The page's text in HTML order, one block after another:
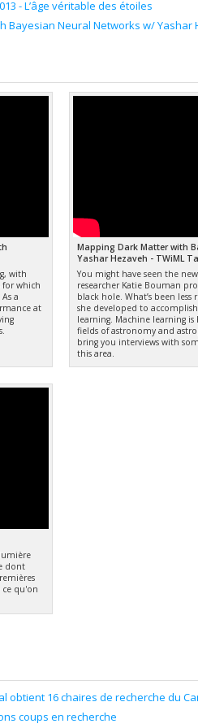
- L’âge véritable des étoiles
Bayesian Neural Networks w/ Yashar
with
which
a
at
Mapping Dark Matter with
Yashar Hezaveh - TWiML
You might have seen the
researcher Katie Bouman
black hole. What’s been
she developed to
learning. Machine learning
fields of astronomy and
bring you interviews with
this area.
dont
qu'on
obtient 16 chaires de recherche du
coups en recherche